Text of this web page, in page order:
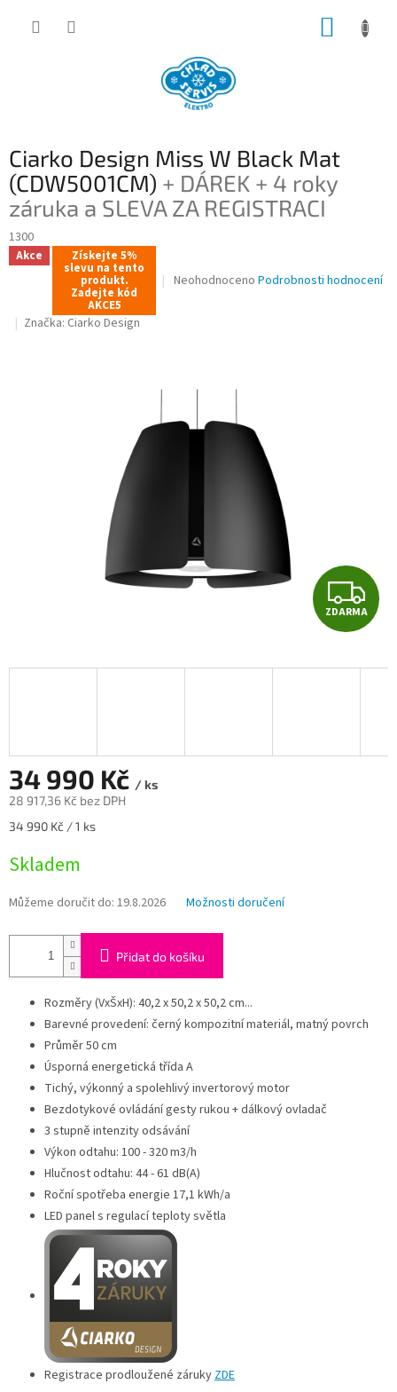
Ciarko Design Miss W Black Mat
(CDW5001CM) + DÁREK + 4 roky
záruka a SLEVA ZA REGISTRACI
1300
Akce Získejte 5%
slevu na tento
produkt.
Zadejte kód
AKCE5
Průměrné
Neohodnoceno Podrobnosti hodnocení
Značka: Ciarko Design
Z
D
A
ZDARMA
34 990 Kč / ks
28 917,36 Kč bez DPH
Měrná
34 990 Kč / 1 ks
Skladem
Můžeme doručit do: 19.8.2026 Možnosti doručení
Přidat do košíku
Rozměry (VxŠxH): 40,2 x 50,2 x 50,2 cm...
Barevné provedení: černý kompozitní materiál, matný povrch
Průměr 50 cm
Úsporná energetická třída A
Tichý, výkonný a spolehlivý invertorový motor
Bezdotykové ovládání gesty rukou + dálkový ovladač
3 stupně intenzity odsávání
Výkon odtahu: 100 - 320 m3/h
Hlučnost odtahu: 44 - 61 dB(A)
Roční spotřeba energie 17,1 kWh/a
LED panel s regulací teploty světla
Registrace prodloužené zárukyZDE